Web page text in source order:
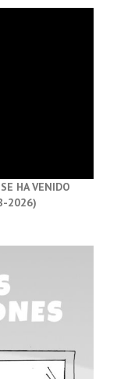
HA VENIDO
2026)